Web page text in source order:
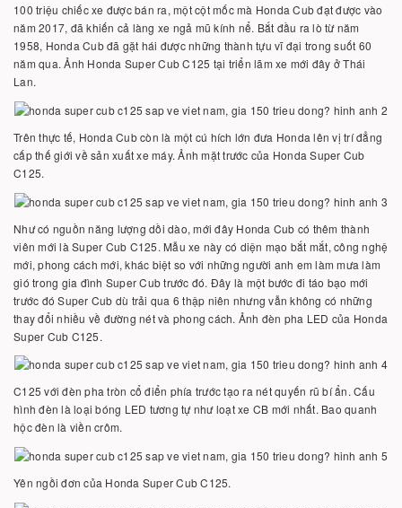
100 triệu chiếc xe được bán ra, một cột mốc mà Honda Cub đạt được vào
năm 2017, đã khiến cả làng xe ngả mũ kính nể. Bắt đầu ra lò từ năm
1958, Honda Cub đã gặt hái được những thành tựu vĩ đại trong suốt 60
năm qua. Ảnh Honda Super Cub C125 tại triển lãm xe mới đây ở Thái
Lan.
Trên thực tế, Honda Cub còn là một cú hích lớn đưa Honda lên vị trí đẳng
cấp thế giới về sản xuất xe máy. Ảnh mặt trước của Honda Super Cub
C125.
Như có nguồn năng lượng dồi dào, mới đây Honda Cub có thêm thành
viên mới là Super Cub C125. Mẫu xe này có diện mạo bắt mắt, công nghệ
mới, phong cách mới, khác biệt so với những người anh em làm mưa làm
gió trong gia đình Super Cub trước đó. Đây là một bước đi táo bạo mới
trước đó Super Cub dù trải qua 6 thập niên nhưng vẫn không có những
thay đổi nhiều về đường nét và phong cách. Ảnh đèn pha LED của Honda
Super Cub C125.
C125 với đèn pha tròn cổ điển phía trước tạo ra nét quyến rũ bí ẩn. Cấu
hình đèn là loại bóng LED tương tự như loạt xe CB mới nhất. Bao quanh
hộc đèn là viền crôm.
Yên ngồi đơn của Honda Super Cub C125.